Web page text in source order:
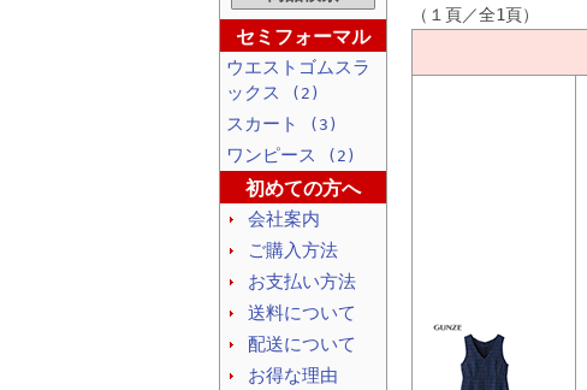
（１頁／全1頁）
セミフォーマル
ウエストゴムスラ
ックス
(2)
スカート (3)
ワンピース (2)
初めての方へ
会社案内
ご購入方法
お支払い方法
送料について
配送について
お得な理由